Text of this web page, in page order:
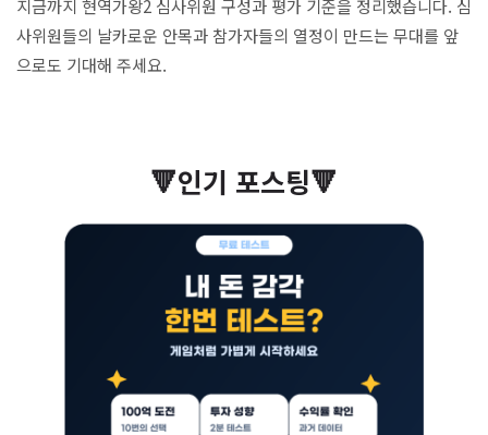
지금까지 현역가왕2 심사위원 구성과 평가 기준을 정리했습니다. 심
사위원들의 날카로운 안목과 참가자들의 열정이 만드는 무대를 앞
으로도 기대해 주세요.
🔻인기 포스팅🔻